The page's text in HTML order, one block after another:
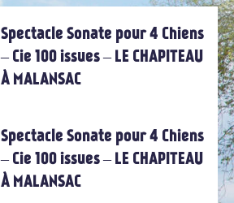
Spectacle Sonate pour 4 Chiens
– Cie 100 issues – LE CHAPITEAU
À MALANSAC
Spectacle Sonate pour 4 Chiens
– Cie 100 issues – LE CHAPITEAU
À MALANSAC